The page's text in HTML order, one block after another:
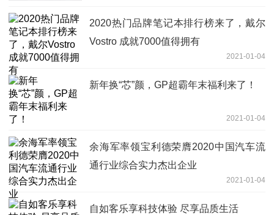
2020热门品牌笔记本排行榜来了，戴尔
Vostro 成就7000值得拥有
2021-01-04
新年换“芯”颜，GP超霸年末福利来了！
2021-01-04
余海军率领宝利德荣膺2020中国汽车流
通行业综合实力杰出企业
2021-01-04
自如客乐享科技体验 尽享品质生活